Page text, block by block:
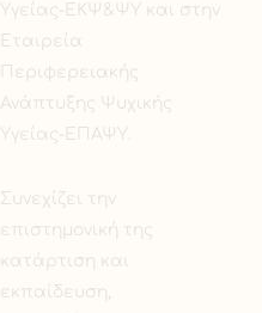
Υγείας-ΕΚΨ&ΨΥ και στην
Εταιρεία
Περιφερειακής
Ανάπτυξης Ψυχικής
Υγείας-ΕΠΑΨΥ.
Συνεχίζει την
επιστημονική της
κατάρτιση και
εκπαίδευση,